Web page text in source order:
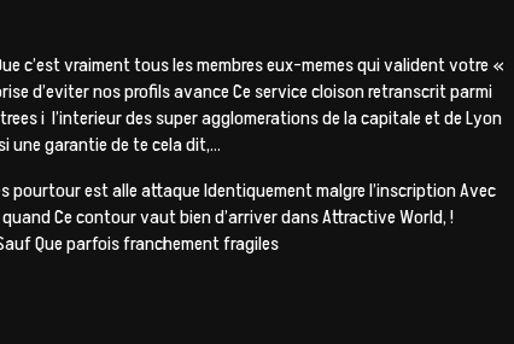
c’est vraiment tous les membres eux-memes qui valident votre «
d’eviter nos profils avance Ce service cloison retranscrit parmi
i l’interieur des super agglomerations de la capitale et de Lyon
une garantie de te cela dit,…
pourtour est alle attaque Identiquement malgre l’inscription Avec
Ce contour vaut bien d’arriver dans Attractive World, !
Que parfois franchement fragiles